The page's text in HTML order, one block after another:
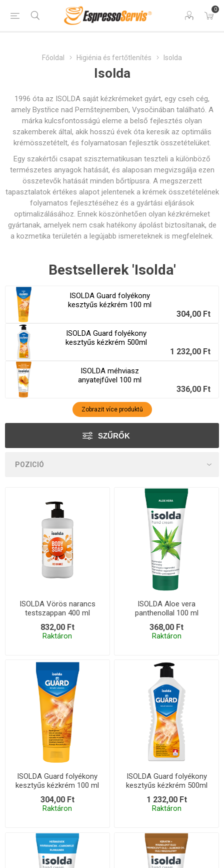
0
Főoldal Higiénia és fertőtlenítés Isolda
Isolda
1996 óta az ISOLDA saját kézkrémeket gyárt, egy cseh cég,
amely Bystřice nad Pernštejnemben, Vysočinában található. A
márka kulcsfontosságú eleme a belső fejlesztés olyan
szakemberek által, akik hosszú évek óta keresik az optimális
krémösszetételt, és folyamatosan fejlesztik összetételüket.
Egy szakértői csapat szisztematikusan teszteli a különböző
természetes anyagok hatását, és alaposan megvizsgálja ezen
összetevők hatását minden bőrtípusra. A megszerzett
tapasztalatok értékes alapot jelentenek a krémek összetételének
folyamatos fejlesztéséhez és a gyártási eljárások
optimalizálásához. Ennek köszönhetően olyan kézkrémeket
gyártanak, amelyek nem csak hatékony ápolást biztosítanak, de
a kozmetika területén a legújabb ismereteknek is megfelelnek.
Bestsellerek 'Isolda'
ISOLDA Guard folyékony
kesztyűs kézkrém 100 ml
304,00 Ft
ISOLDA Guard folyékony
kesztyűs kézkrém 500ml
1 232,00 Ft
ISOLDA méhviasz
anyatejfűvel 100 ml
336,00 Ft
Zobrazit více produktů
SZŰRŐK
ISOLDA Vörös narancs
testszappan 400 ml
832,00 Ft
Raktáron
ISOLDA Aloe vera
panthenollal 100 ml
368,00 Ft
Raktáron
ISOLDA Guard folyékony
kesztyűs kézkrém 100 ml
304,00 Ft
Raktáron
ISOLDA Guard folyékony
kesztyűs kézkrém 500ml
1 232,00 Ft
Raktáron